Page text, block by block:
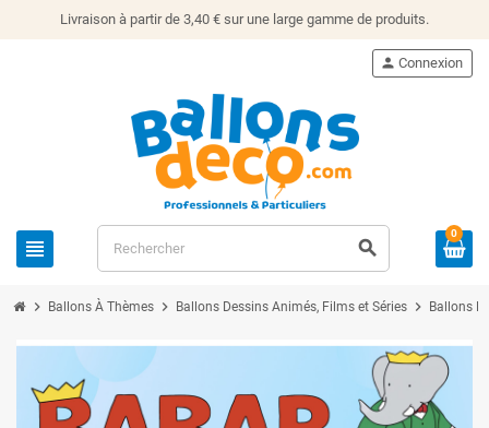
Livraison à partir de 3,40 € sur une large gamme de produits.
view_headline search
person Connexion
0
chevron_right Ballons À Thèmes chevron_right Ballons Dessins Animés, Films et Séries chevron_right Ballons